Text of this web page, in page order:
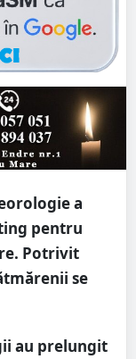
a
pentru
Potrivit
se
au prelungit